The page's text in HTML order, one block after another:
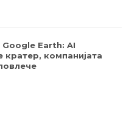
Earth: AI
кратер, компанијата